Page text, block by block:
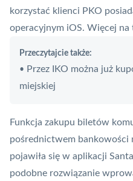
korzystać klienci PKO
operacyjnym iOS. Więcej na
Przeczytajcie także:
• Przez IKO można już
miejskiej
Funkcja zakupu biletów
pośrednictwem bankowości
pojawiła się w aplikacji
podobne rozwiązanie